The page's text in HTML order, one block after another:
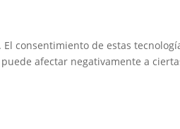
consentimiento de estas
afectar negativamente a